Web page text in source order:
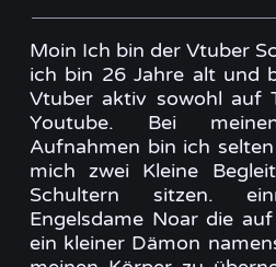
Moin Ich bin der Vtuber
ich bin 26 Jahre alt und
Vtuber aktiv sowohl auf
Youtube. Bei
Aufnahmen bin ich
mich zwei Kleine
Schultern sitzen.
Engelsdame Noar die
ein kleiner Dämon